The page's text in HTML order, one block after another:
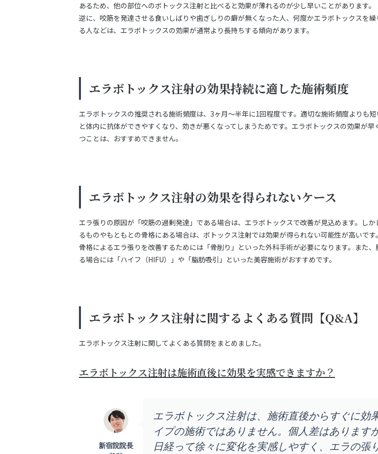
あるため、他の部位へのボトックス注射と比べると効果が薄れるのが少し早いことがあります。
逆に、咬筋を発達させる食いしばりや歯ぎしりの癖が無くなった人、何度かエラボトックスを
る人などは、エラボトックスの効果が通常より長持ちする傾向があります。
エラボトックス注射の効果持続に適した施術頻度
エラボトックスの推奨される施術頻度は、3ヶ月〜半年に1回程度です。適切な施術頻度よりも
と体内に抗体ができやすくなり、効きが悪くなってしまうためです。エラボトックスの効果が
つことは、おすすめできません。
エラボトックス注射の効果を得られないケース
エラ張りの原因が「咬筋の過剰発達」である場合は、エラボトックスで改善が見込めます。し
るものやもともとの骨格にある場合は、ボトックス注射では効果が得られない可能性が高いです。
骨格によるエラ張りを改善するためには「骨削り」といった外科手術が必要になります。また
る場合には「ハイフ（HIFU）」や「脂肪吸引」といった美容施術がおすすめです。
エラボトックス注射に関するよくある質問【Q&A】
エラボトックス注射に関してよくある質問をまとめました。
エラボトックス注射は施術直後に効果を実感できますか？
エラボトックス注射は、施術直後からすぐに効
イプの施術ではありません。個人差はあります
日経って徐々に変化を実感しやすく、エラの張
新宿院院長